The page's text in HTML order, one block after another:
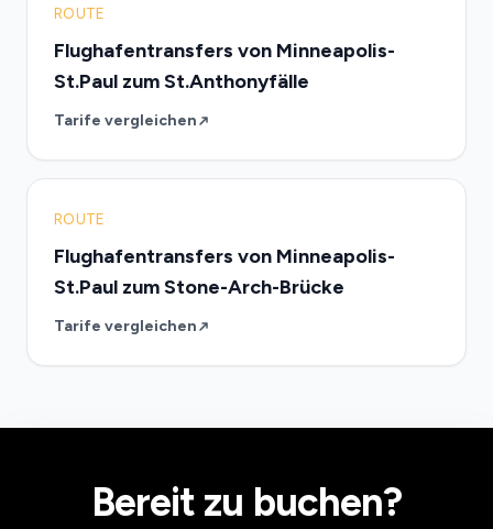
ROUTE
Flughafentransfers von Minneapolis-
St.Paul zum St.Anthonyfälle
Tarife vergleichen
ROUTE
Flughafentransfers von Minneapolis-
St.Paul zum Stone-Arch-Brücke
Tarife vergleichen
Bereit zu buchen?